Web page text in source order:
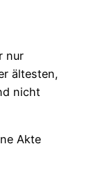
nur
ältesten,
nicht
Akte